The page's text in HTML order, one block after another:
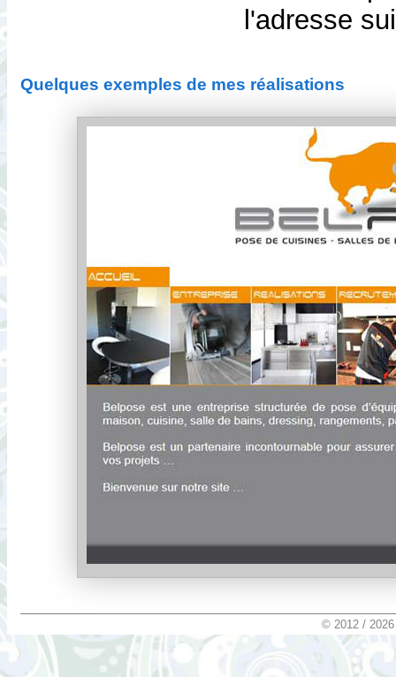
l'adresse
Quelques exemples de mes réalisations
© 2012 /